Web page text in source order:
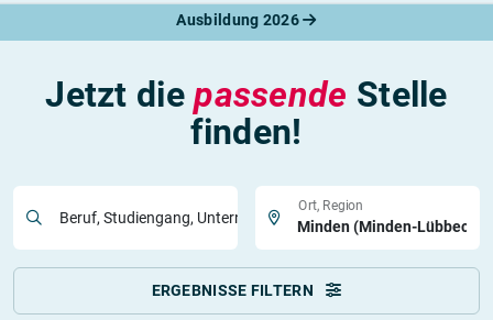
Ausbildung 2026
Jetzt diepassende Stelle
finden!
Beruf, Studiengang, Unternehmen
Ort, Region
ERGEBNISSE FILTERN